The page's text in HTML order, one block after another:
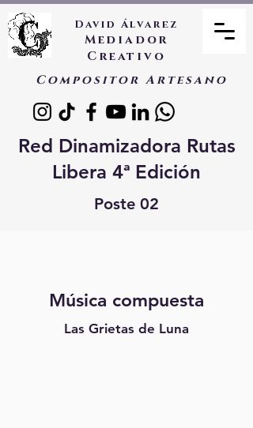
David Álvarez
Mediador
Creativo
Compositor Artesano
Red Dinamizadora Rutas
Libera 4ª Edición
Poste 02
Música compuesta
Las Grietas de Luna